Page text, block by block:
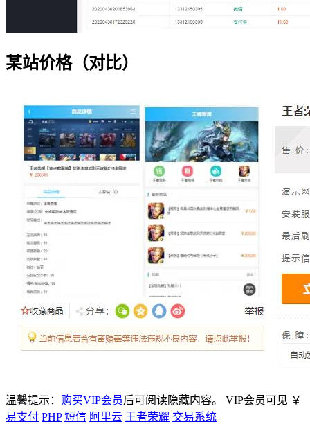
某站价格（对比）
温馨提示： 购买VIP会员后可阅读隐藏内容。 VIP会员可见 ￥
易支付 PHP 短信 阿里云 王者荣耀 交易系统